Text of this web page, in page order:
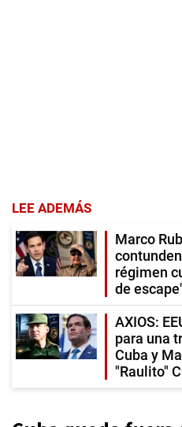
LEE ADEMÁS
Marco
régimen
de
AXIOS:
para una
Cuba y
"Raulito"